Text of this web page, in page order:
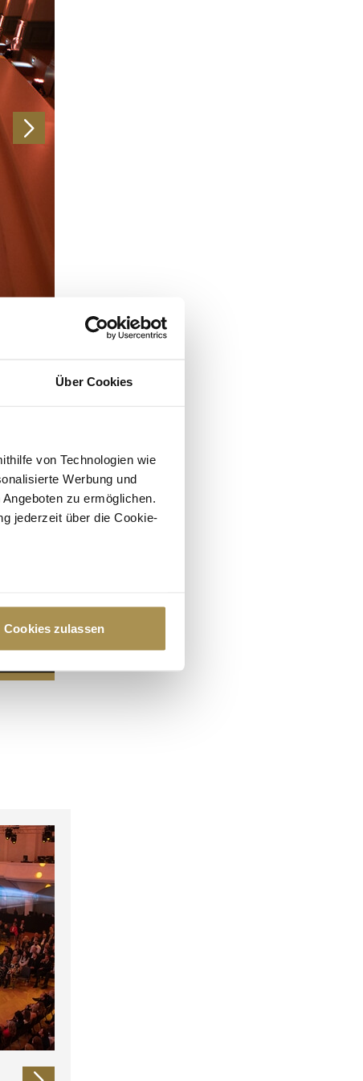
Über Cookies
von Technologien wie
Werbung und
zu ermöglichen.
jederzeit über die Cookie-
Präferenzen im
anbieten zu können
diese Informationen
Rahmen Ihrer Nutzung
Cookies zulassen